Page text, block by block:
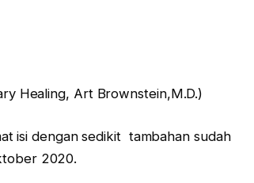
Healing, Art Brownstein,M.D.)
isi dengan sedikit tambahan sudah
2020.